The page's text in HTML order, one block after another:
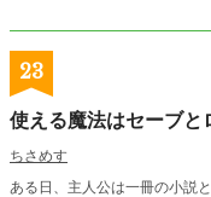
23
使える魔法はセーブと
ちさめす
ある日、主人公は一冊の小説